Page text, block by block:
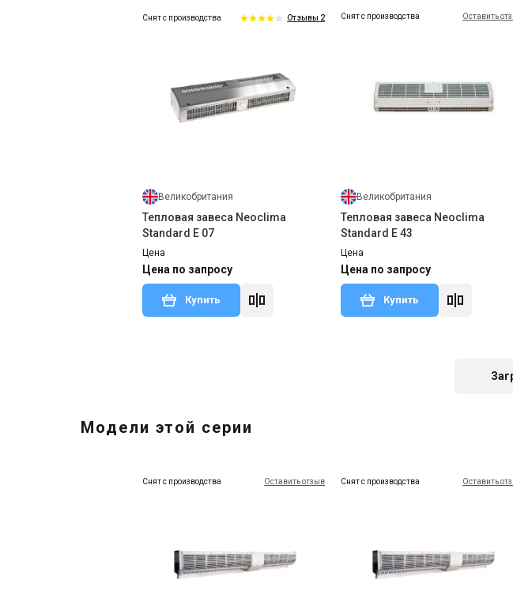
Снят с производства Отзывы 2
Великобритания
Тепловая завеса Neoclima
Standard E 07
Цена
Цена по запросу
Купить
Снят с производства Оставить
Великобритания
Тепловая завеса Neoclima
Standard E 43
Цена
Цена по запросу
Купить
Intellect W 33 L IOB
Модели этой серии
Снят с производства Оставить отзыв Снят с производства Оставить